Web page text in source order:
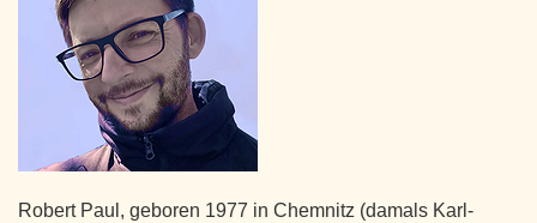
Robert Paul, geboren 1977 in Chemnitz (damals Karl-